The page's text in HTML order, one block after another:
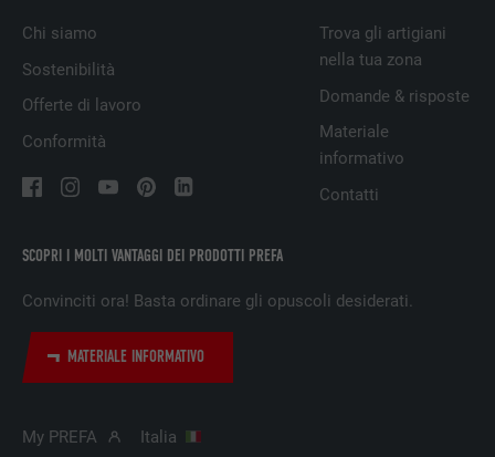
SCOPRI I MOLTI VANTAGGI DEI PRODOTTI PREFA
Convinciti ora! Basta ordinare gli opuscoli desiderati.
MATERIALE INFORMATIVO
Chi siamo
Sostenibilità
Offerte di lavoro
Conformità
Trova gli artigiani
nella tua zona
Domande & risposte
Materiale
informativo
Contatti
My PREFA Italia
PROVIDER
DECORSO
SCOPO
Utilizzato da Facebook per visualizzare una
serie di prodotti promozionali, per esempio
DECORSO 1 anno
Utilizzato da Google DoubleClick, per